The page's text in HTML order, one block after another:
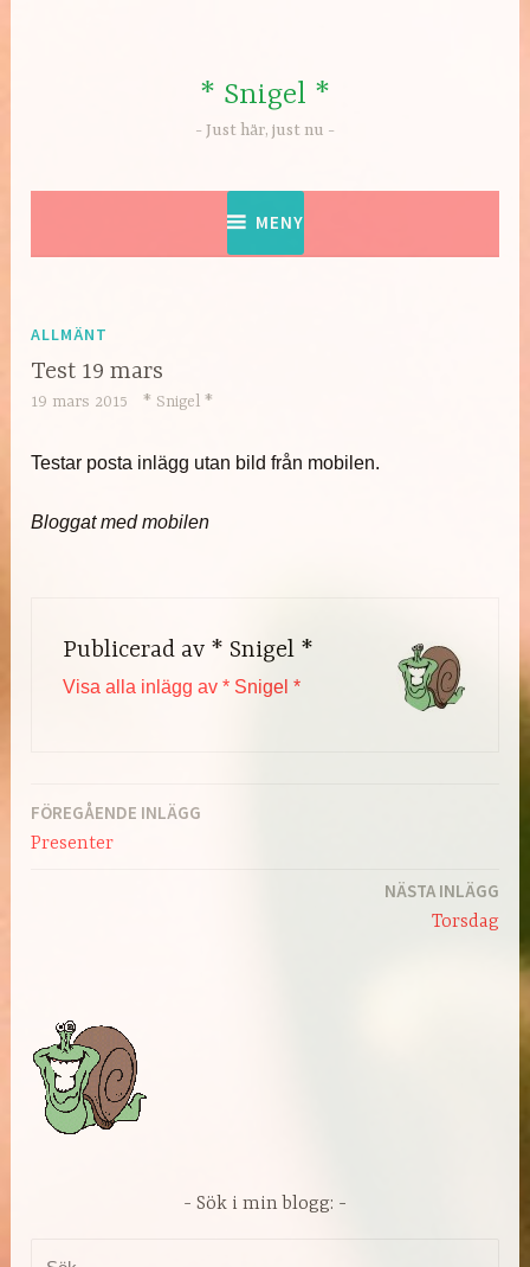
* Snigel *
Just här, just nu
MENY
ALLMÄNT
Test 19 mars
19 mars 2015 * Snigel *
Testar posta inlägg utan bild från mobilen.
Bloggat med mobilen
Publicerad av * Snigel *
Visa alla inlägg av * Snigel *
Inläggsnavigering
FÖREGÅENDE INLÄGG
Presenter
NÄSTA INLÄGG
Torsdag
Sök i min blogg: